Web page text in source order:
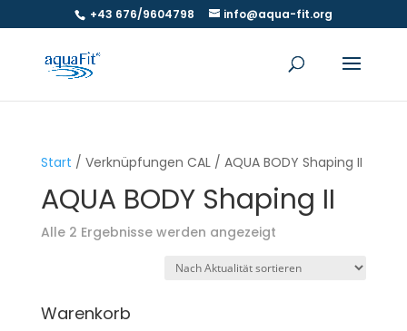
+43 676/9604798 info@aqua-fit.org
Start / Verknüpfungen CAL / AQUA BODY Shaping II
AQUA BODY Shaping II
Alle 2 Ergebnisse werden angezeigtNach
sortiert
Warenkorb